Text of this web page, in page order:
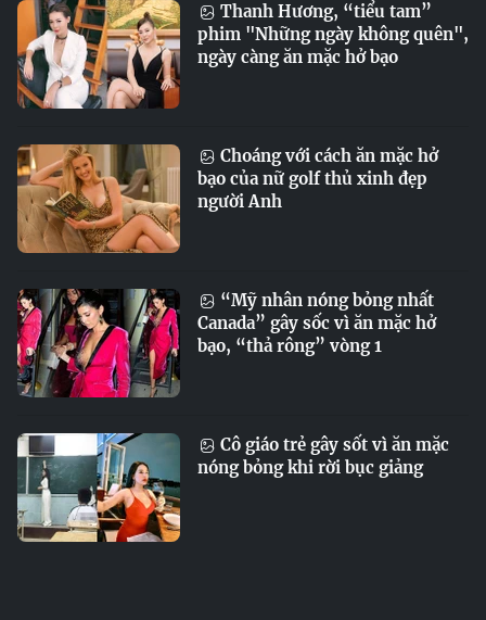
Thanh Hương, “tiểu tam”
phim "Những ngày không quên",
ngày càng ăn mặc hở bạo
Choáng với cách ăn mặc hở
bạo của nữ golf thủ xinh đẹp
người Anh
“Mỹ nhân nóng bỏng nhất
Canada” gây sốc vì ăn mặc hở
bạo, “thả rông” vòng 1
Cô giáo trẻ gây sốt vì ăn mặc
nóng bỏng khi rời bục giảng